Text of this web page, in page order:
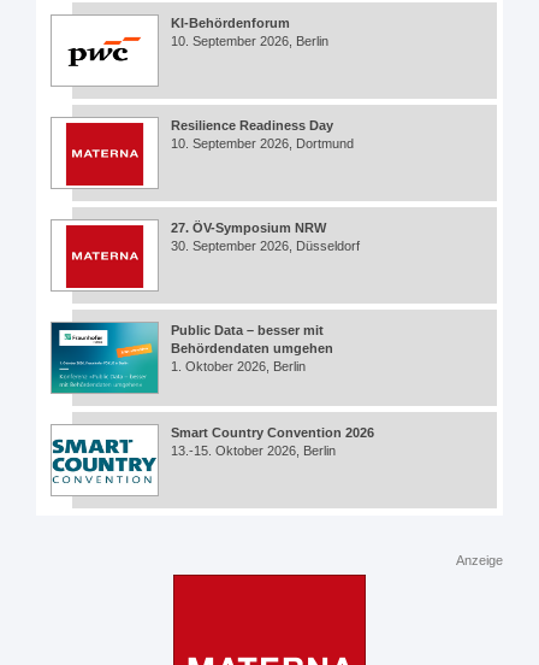
KI-Behördenforum
10. September 2026, Berlin
Resilience Readiness Day
10. September 2026, Dortmund
27. ÖV-Symposium NRW
30. September 2026, Düsseldorf
Public Data – besser mit
Behördendaten umgehen
1. Oktober 2026, Berlin
Smart Country Convention 2026
13.-15. Oktober 2026, Berlin
Anzeige